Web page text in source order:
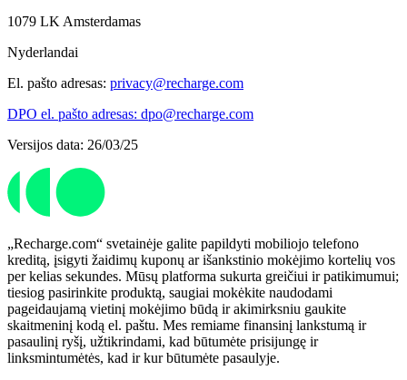
1079 LK Amsterdamas
Nyderlandai
El. pašto adresas: privacy@recharge.com
DPO el. pašto adresas: dpo@recharge.com
Versijos data: 26/03/25
„Recharge.com“ svetainėje galite papildyti mobiliojo telefono
kreditą, įsigyti žaidimų kuponų ar išankstinio mokėjimo kortelių vos
per kelias sekundes. Mūsų platforma sukurta greičiui ir patikimumui;
tiesiog pasirinkite produktą, saugiai mokėkite naudodami
pageidaujamą vietinį mokėjimo būdą ir akimirksniu gaukite
skaitmeninį kodą el. paštu. Mes remiame finansinį lankstumą ir
pasaulinį ryšį, užtikrindami, kad būtumėte prisijungę ir
linksmintumėtės, kad ir kur būtumėte pasaulyje.